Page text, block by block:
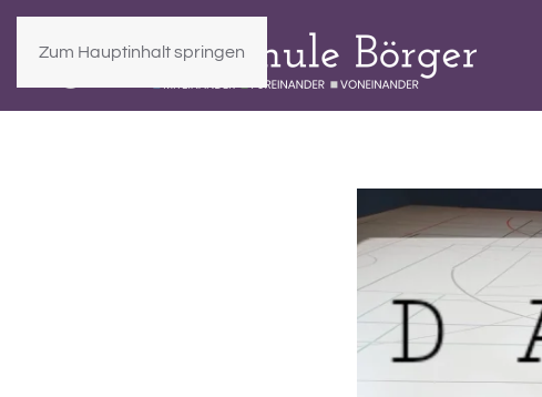
Zum Hauptinhalt springen